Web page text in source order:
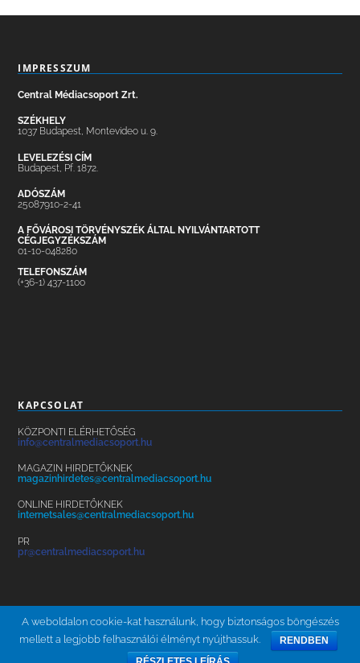
IMPRESSZUM
Central Médiacsoport Zrt.
SZÉKHELY
1037 Budapest, Montevideo u. 9.
LEVELEZÉSI CÍM
Budapest, Pf. 1872.
ADÓSZÁM
25087910-2-41
A FŐVÁROSI TÖRVÉNYSZÉK ÁLTAL NYILVÁNTARTOTT
CÉGJEGYZÉKSZÁM
01-10-048280
TELEFONSZÁM
(+36-1) 437-1100
KAPCSOLAT
KÖZPONTI ELÉRHETŐSÉG
info@centralmediacsoport.hu
MAGAZIN HIRDETŐKNEK
magazinhirdetes@centralmediacsoport.hu
ONLINE HIRDETŐKNEK
internetsales@centralmediacsoport.hu
PR
pr@centralmediacsoport.hu
ADATKEZELÉS HÍRLEVÉL BRAND SAFETY
A weboldalon cookie-kat használunk, hogy biztonságos böngészés
mellett a legjobb felhasználói élményt nyújthassuk.
RENDBEN